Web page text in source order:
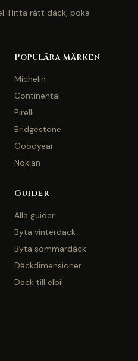
Hitta rätt däck, boka
Populära märken
Michelin
Continental
Pirelli
Bridgestone
Goodyear
Nokian
Guider
Alla guider
Byta vinterdäck
Byta sommardäck
Däckdimensioner
Däck till elbil